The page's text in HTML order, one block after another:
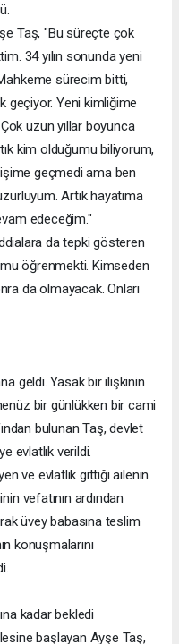
Taş, "Bu süreçte çok
34 yılın sonunda yeni
sürecim bitti,
geçiyor. Yeni kimliğime
uzun yıllar boyunca
kim olduğumu biliyorum,
geçmedi ama ben
Artık hayatıma
edeceğim."
da tepki gösteren
öğrenmekti. Kimseden
da olmayacak. Onları
geldi. Yasak bir ilişkinin
bir günlükken bir cami
bulunan Taş, devlet
evlatlık verildi.
ve evlatlık gittiği ailenin
vefatının ardından
üvey babasına teslim
konuşmalarını
kadar bekledi
başlayan Ayşe Taş,